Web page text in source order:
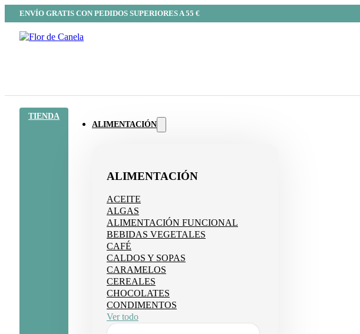
ENVÍO GRATIS CON PEDIDOS SUPERIORES A 55 €
TIENDA
ALIMENTACIÓN
ALIMENTACIÓN
ACEITE
ALGAS
ALIMENTACIÓN FUNCIONAL
BEBIDAS VEGETALES
CAFÉ
CALDOS Y SOPAS
CARAMELOS
CEREALES
CHOCOLATES
CONDIMENTOS
Ver todo